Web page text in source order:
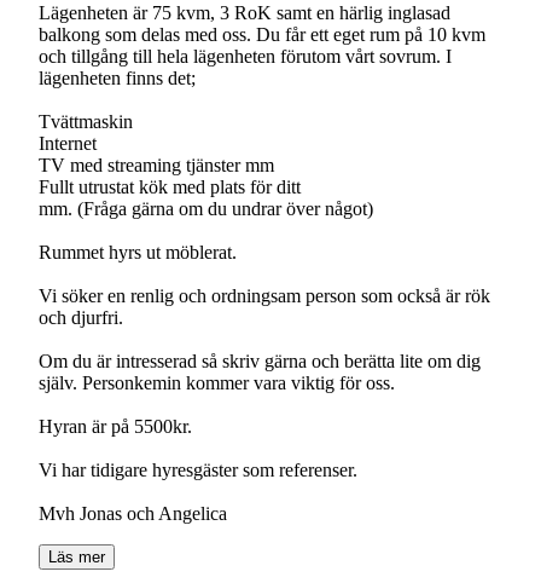
Lägenheten är 75 kvm, 3 RoK samt en härlig inglasad
balkong som delas med oss. Du får ett eget rum på 10 kvm
och tillgång till hela lägenheten förutom vårt sovrum. I
lägenheten finns det;
Tvättmaskin
Internet
TV med streaming tjänster mm
Fullt utrustat kök med plats för ditt
mm. (Fråga gärna om du undrar över något)
Rummet hyrs ut möblerat.
Vi söker en renlig och ordningsam person som också är rök
och djurfri.
Om du är intresserad så skriv gärna och berätta lite om dig
själv. Personkemin kommer vara viktig för oss.
Hyran är på 5500kr.
Vi har tidigare hyresgäster som referenser.
Mvh Jonas och Angelica
Läs mer